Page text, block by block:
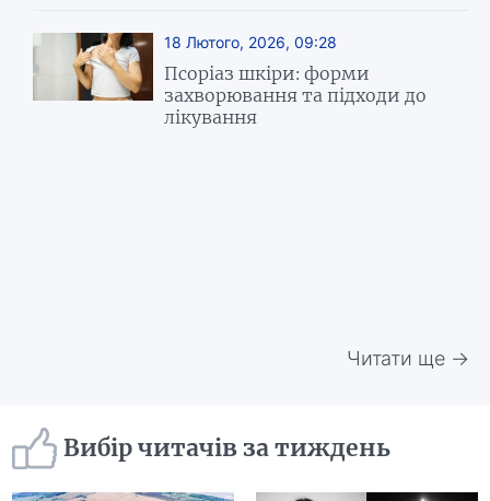
18 Лютого, 2026, 09:28
Псоріаз шкіри: форми
захворювання та підходи до
лікування
Читати ще →
Вибір читачів за тиждень